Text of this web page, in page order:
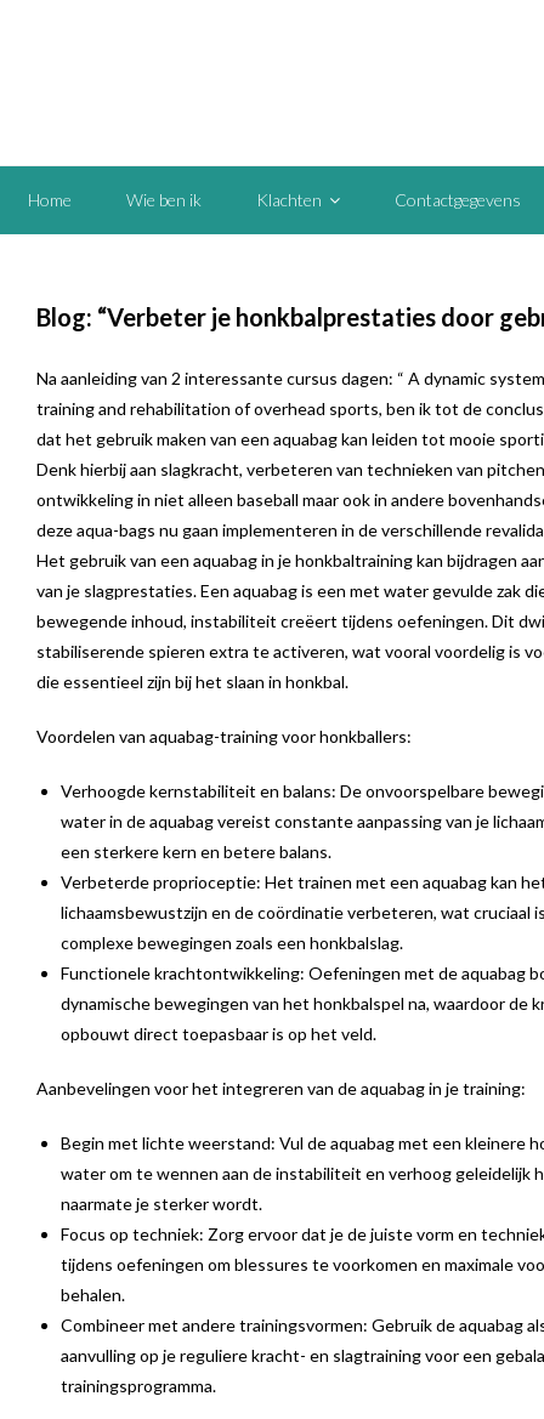
Home Wie ben ik Klachten Contactgegevens
Blog: “Verbeter je honkbalprestaties door
Na aanleiding van 2 interessante cursus dagen: “ A dynamic
training and rehabilitation of overhead sports, ben ik tot de
dat het gebruik maken van een aquabag kan leiden tot mooie
Denk hierbij aan slagkracht, verbeteren van technieken van
ontwikkeling in niet alleen baseball maar ook in andere
deze aqua-bags nu gaan implementeren in de verschillende
Het gebruik van een aquabag in je honkbaltraining kan bijdragen
van je slagprestaties. Een aquabag is een met water gevulde zak
bewegende inhoud, instabiliteit creëert tijdens oefeningen. Dit
stabiliserende spieren extra te activeren, wat vooral voordelig is
die essentieel zijn bij het slaan in honkbal.
Voordelen van aquabag-training voor honkballers:
Verhoogde kernstabiliteit en balans: De onvoorspelbare
water in de aquabag vereist constante aanpassing van je
een sterkere kern en betere balans.
Verbeterde proprioceptie: Het trainen met een aquabag kan
lichaamsbewustzijn en de coördinatie verbeteren, wat cruciaal
complexe bewegingen zoals een honkbalslag.
Functionele krachtontwikkeling: Oefeningen met de aquabag
dynamische bewegingen van het honkbalspel na, waardoor de
opbouwt direct toepasbaar is op het veld.
Aanbevelingen voor het integreren van de aquabag in je training:
Begin met lichte weerstand: Vul de aquabag met een kleinere
water om te wennen aan de instabiliteit en verhoog geleidelijk
naarmate je sterker wordt.
Focus op techniek: Zorg ervoor dat je de juiste vorm en
tijdens oefeningen om blessures te voorkomen en maximale
behalen.
Combineer met andere trainingsvormen: Gebruik de aquabag
aanvulling op je reguliere kracht- en slagtraining voor een
trainingsprogramma.